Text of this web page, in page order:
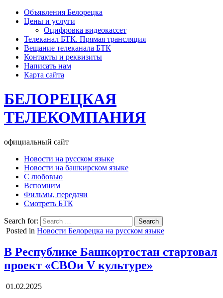
Объявления Белорецка
Цены и услуги
Оцифровка видеокассет
Телеканал БТК. Прямая трансляция
Вещание телеканала БТК
Контакты и реквизиты
Написать нам
Карта сайта
БЕЛОРЕЦКАЯ
ТЕЛЕКОМПАНИЯ
официальный сайт
Новости на русском языке
Новости на башкирском языке
С любовью
Вспомним
Фильмы, передачи
Смотреть БТК
Search for:
Posted in Новости Белорецка на русском языке
В Республике Башкортостан стартовал
проект «СВОи V культуре»
01.02.2025